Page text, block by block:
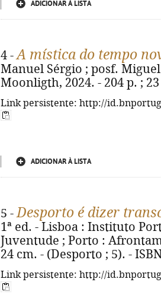
ADICIONAR À LISTA
4 -A mística do tempo
Manuel Sérgio ; posf.
Moonligth, 2024. - 204 p. ;
Link persistente: http://
ADICIONAR À LISTA
5 -Desporto é dizer
1ª ed. - Lisboa : Instituto
Juventude ; Porto :
24 cm. - (Desporto ; 5). -
Link persistente: http://